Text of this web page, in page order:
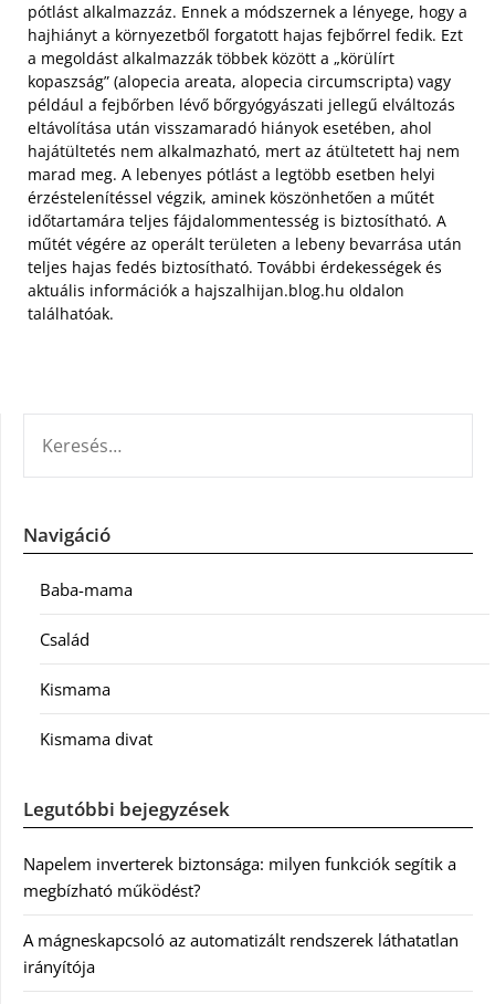
pótlást alkalmazzáz. Ennek a módszernek a lényege, hogy a
hajhiányt a környezetből forgatott hajas fejbőrrel fedik. Ezt
a megoldást alkalmazzák többek között a „körülírt
kopaszság” (alopecia areata, alopecia circumscripta) vagy
például a fejbőrben lévő bőrgyógyászati jellegű elváltozás
eltávolítása után visszamaradó hiányok esetében, ahol
hajátültetés nem alkalmazható, mert az átültetett haj nem
marad meg. A lebenyes pótlást a legtöbb esetben helyi
érzéstelenítéssel végzik, aminek köszönhetően a műtét
időtartamára teljes fájdalommentesség is biztosítható. A
műtét végére az operált területen a lebeny bevarrása után
teljes hajas fedés biztosítható. További érdekességek és
aktuális információk a hajszalhijan.blog.hu oldalon
találhatóak.
Navigáció
Baba-mama
Család
Kismama
Kismama divat
Legutóbbi bejegyzések
Napelem inverterek biztonsága: milyen funkciók segítik a
megbízható működést?
A mágneskapcsoló az automatizált rendszerek láthatatlan
irányítója